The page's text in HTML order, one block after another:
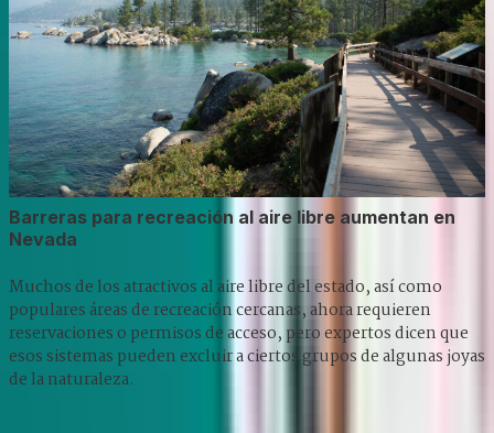
Barreras para recreación al aire libre aumentan en
Nevada
Muchos de los atractivos al aire libre del estado, así como
populares áreas de recreación cercanas, ahora requieren
reservaciones o permisos de acceso, pero expertos dicen que
esos sistemas pueden excluir a ciertos grupos de algunas joyas
de la naturaleza.